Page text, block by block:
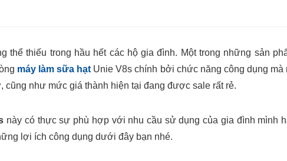
thể thiếu trong hầu hết các hộ gia đình. Một trong những sản
máy làm sữa hạt Unie V8s chính bởi chức năng công dụng mà
cũng như mức giá thành hiện tại đang được sale rất rẻ.
này có thực sự phù hợp với nhu cầu sử dụng của gia đình mình
lợi ích công dụng dưới đây bạn nhé.